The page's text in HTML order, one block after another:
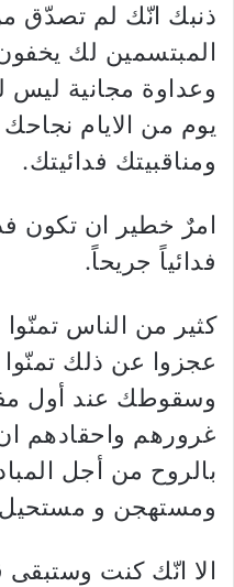
ذنبك انّك لم تصدّق
المبتسمين لك
وعداوة مجانية
يوم من الايام
ومناقبيتك فدائيتك.
امرٌ خطير ان تكون
فدائياً جريحاً.
كثير من الناس تمنّوا
عجزوا عن ذلك
وسقوطك عند أول
غرورهم واحقادهم
بالروح من أجل
ومستهجن و
الا انّك كنت